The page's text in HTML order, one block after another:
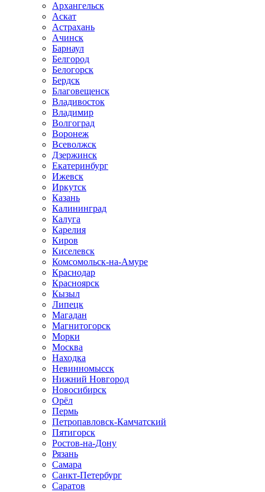
Архангельск
Аскат
Астрахань
Ачинск
Барнаул
Белгород
Белогорск
Бердск
Благовещенск
Владивосток
Владимир
Волгоград
Воронеж
Всеволжск
Дзержинск
Екатеринбург
Ижевск
Иркутск
Казань
Калининград
Калуга
Карелия
Киров
Киселевск
Комсомольск-на-Амуре
Краснодар
Красноярск
Кызыл
Липецк
Магадан
Магнитогорск
Морки
Москва
Находка
Невинномысск
Нижний Новгород
Новосибирск
Орёл
Пермь
Петропавловск-Камчатский
Пятигорск
Ростов-на-Дону
Рязань
Самара
Санкт-Петербург
Саратов